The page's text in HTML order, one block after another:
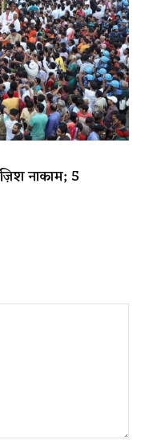
नाकाम; 5